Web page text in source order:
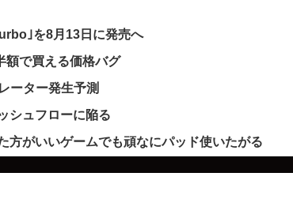
｣を8月13日に発売へ
額で買える価格バグ
ーター発生予測
シュフローに陥る
方がいいゲームでも頑なにパッド使いたがる